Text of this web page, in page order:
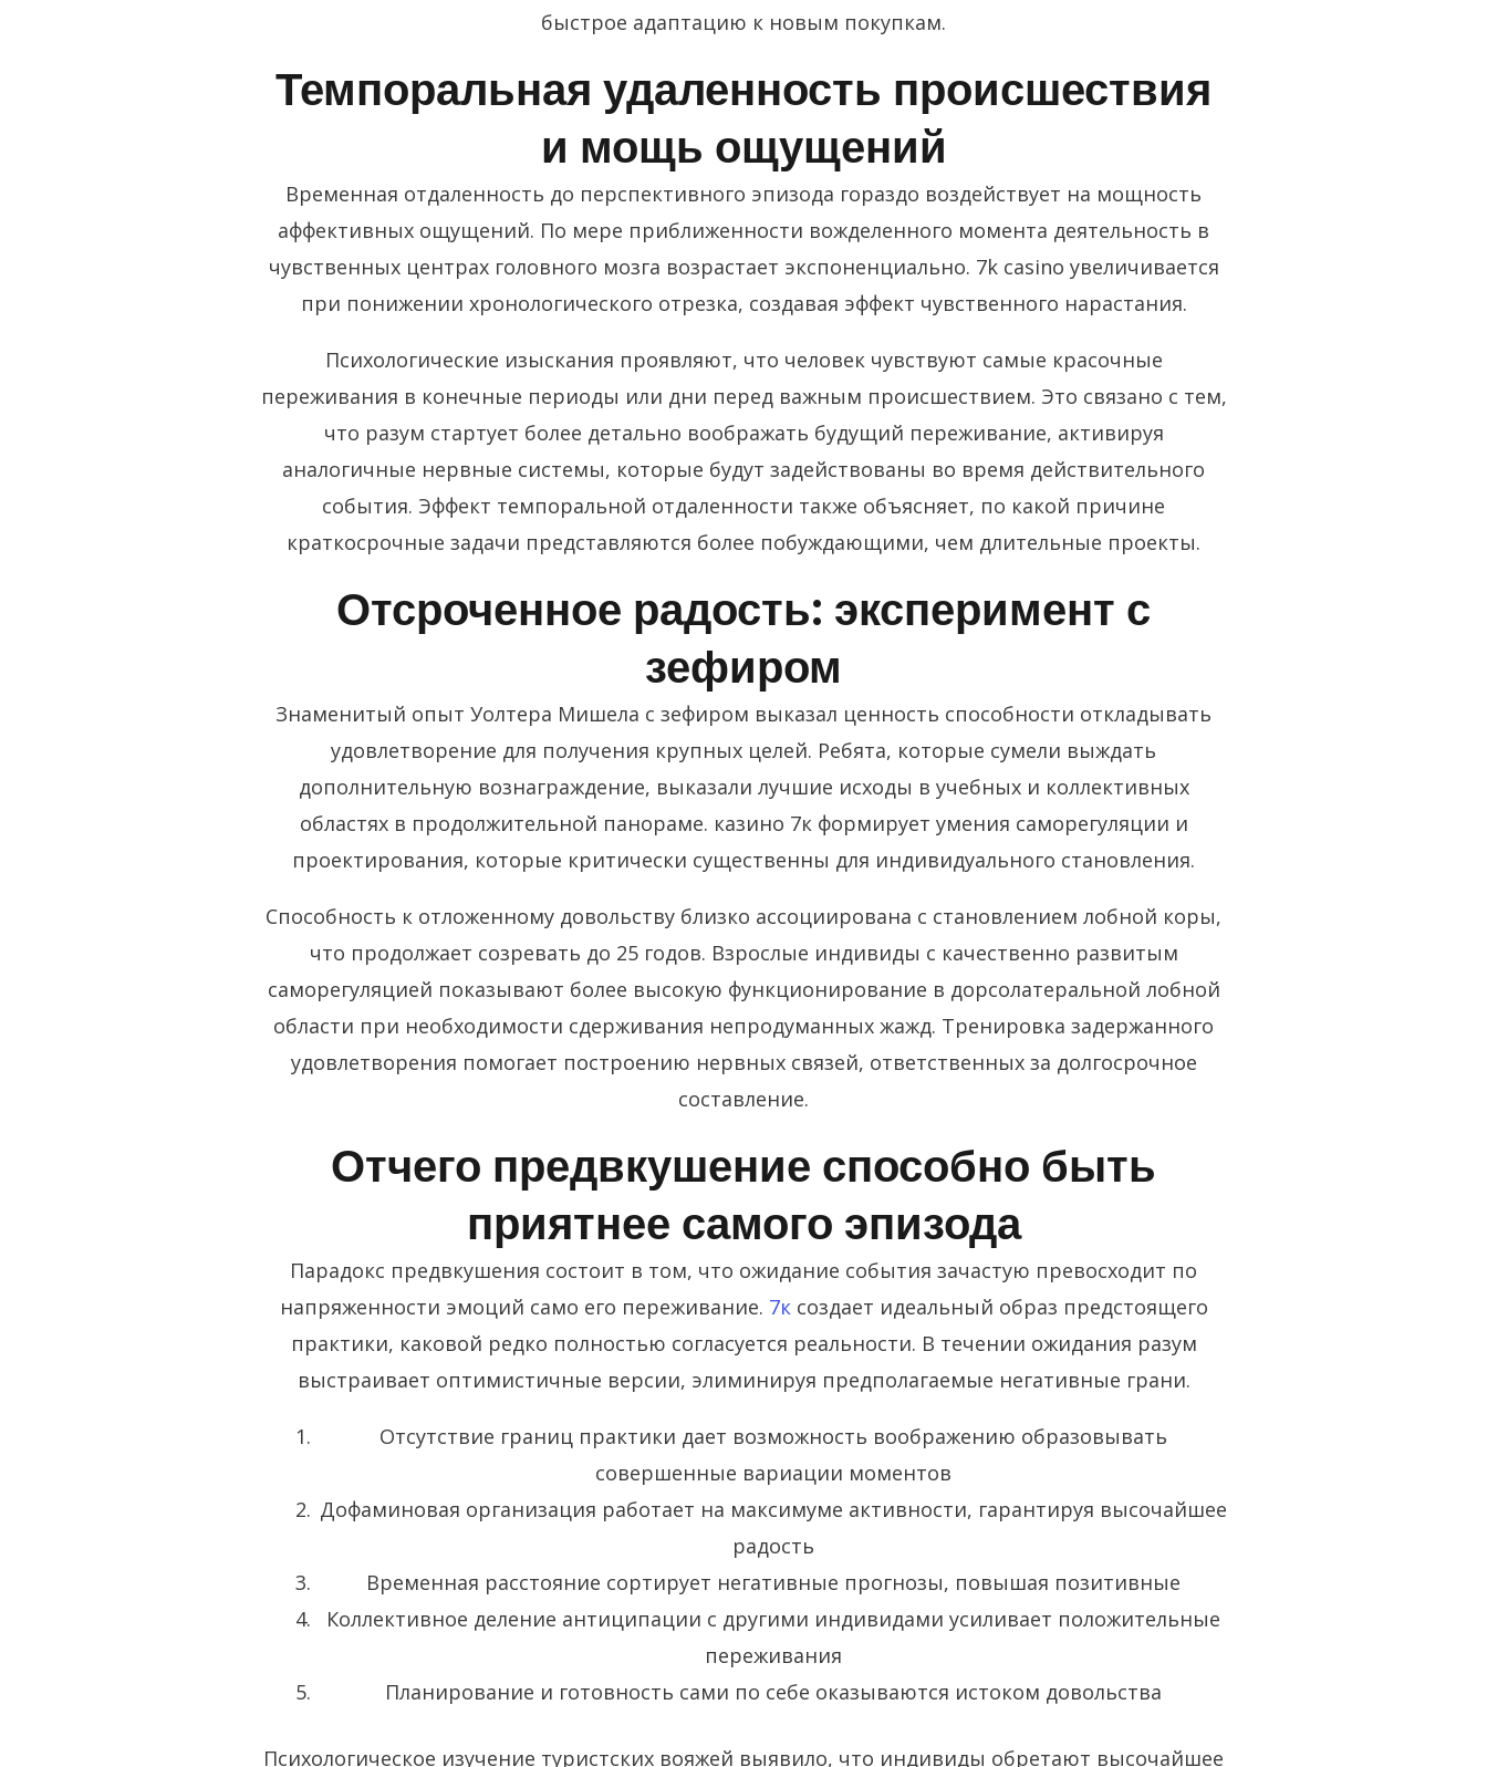
быстрое адаптацию к новым покупкам.
Темпоральная удаленность происшествия
и мощь ощущений
Временная отдаленность до перспективного эпизода гораздо воздействует на мощность
аффективных ощущений. По мере приближенности вожделенного момента деятельность в
чувственных центрах головного мозга возрастает экспоненциально. 7k casino увеличивается
при понижении хронологического отрезка, создавая эффект чувственного нарастания.
Психологические изыскания проявляют, что человек чувствуют самые красочные
переживания в конечные периоды или дни перед важным происшествием. Это связано с тем,
что разум стартует более детально воображать будущий переживание, активируя
аналогичные нервные системы, которые будут задействованы во время действительного
события. Эффект темпоральной отдаленности также объясняет, по какой причине
краткосрочные задачи представляются более побуждающими, чем длительные проекты.
Отсроченное радость: эксперимент с
зефиром
Знаменитый опыт Уолтера Мишела с зефиром выказал ценность способности откладывать
удовлетворение для получения крупных целей. Ребята, которые сумели выждать
дополнительную вознаграждение, выказали лучшие исходы в учебных и коллективных
областях в продолжительной панораме. казино 7к формирует умения саморегуляции и
проектирования, которые критически существенны для индивидуального становления.
Способность к отложенному довольству близко ассоциирована с становлением лобной коры,
что продолжает созревать до 25 годов. Взрослые индивиды с качественно развитым
саморегуляцией показывают более высокую функционирование в дорсолатеральной лобной
области при необходимости сдерживания непродуманных жажд. Тренировка задержанного
удовлетворения помогает построению нервных связей, ответственных за долгосрочное
составление.
Отчего предвкушение способно быть
приятнее самого эпизода
Парадокс предвкушения состоит в том, что ожидание события зачастую превосходит по
напряженности эмоций само его переживание. 7ксоздает идеальный образ предстоящего
практики, каковой редко полностью согласуется реальности. В течении ожидания разум
выстраивает оптимистичные версии, элиминируя предполагаемые негативные грани.
Отсутствие границ практики дает возможность воображению образовывать
совершенные вариации моментов
Дофаминовая организация работает на максимуме активности, гарантируя высочайшее
радость
Временная расстояние сортирует негативные прогнозы, повышая позитивные
Коллективное деление антиципации с другими индивидами усиливает положительные
переживания
Планирование и готовность сами по себе оказываются истоком довольства
Психологическое изучение туристских вояжей выявило, что индивиды обретают высочайшее